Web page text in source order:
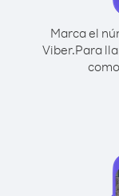
Marca el
Viber.Para